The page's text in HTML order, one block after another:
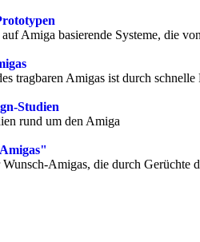
Amiga basierende Systeme, die
tragbaren Amigas ist durch
Studien
rund um den Amiga
Amigas, die durch Gerüchte